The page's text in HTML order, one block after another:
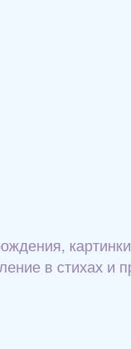
в стихах